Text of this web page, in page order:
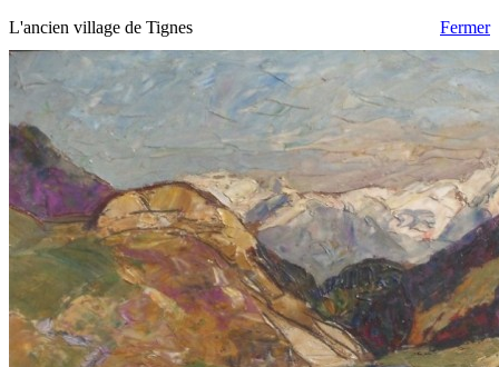
Fermer
L'ancien village de Tignes